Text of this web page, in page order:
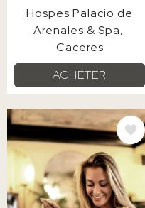
Hospes Palacio de
Arenales & Spa
Caceres
ACHETER
IMAGE